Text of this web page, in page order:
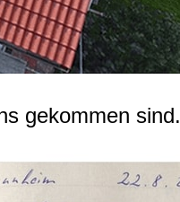
gekommen sind.